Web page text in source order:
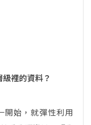
裡的資料？
開始，就彈性利用